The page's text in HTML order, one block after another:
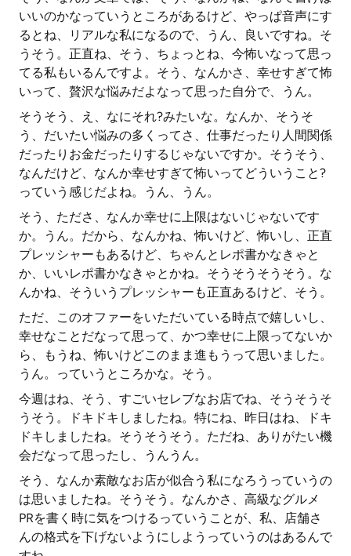
いいのかなっていうところがあるけど、やっぱ音声にす
るとね、リアルな私になるので、うん、良いですね。そ
うそう。正直ね、そう、ちょっとね、今怖いなって思っ
てる私もいるんですよ。そう、なんかさ、幸せすぎて怖
いって、贅沢な悩みだよなって思った自分で、うん。
そうそう、え、なにそれ?みたいな。なんか、そうそ
う、だいたい悩みの多くってさ、仕事だったり人間関係
だったりお金だったりするじゃないですか。そうそう、
なんだけど、なんか幸せすぎて怖いってどういうこと?
っていう感じだよね。うん、うん。
そう、たださ、なんか幸せに上限はないじゃないです
か。うん。だから、なんかね、怖いけど、怖いし、正直
プレッシャーもあるけど、ちゃんとレポ書かなきゃと
か、いいレポ書かなきゃとかね。そうそうそうそう。な
んかね、そういうプレッシャーも正直あるけど、そう。
ただ、このオファーをいただいている時点で嬉しいし、
幸せなことだなって思って、かつ幸せに上限ってないか
ら、もうね、怖いけどこのまま進もうって思いました。
うん。っていうところかな。そう。
今週はね、そう、すごいセレブなお店でね、そうそうそ
うそう。ドキドキしましたね。特にね、昨日はね、ドキ
ドキしましたね。そうそうそう。ただね、ありがたい機
会だなって思ったし、うんうん。
そう、なんか素敵なお店が似合う私になろうっていうの
は思いましたね。そうそう。なんかさ、高級なグルメ
PRを書く時に気をつけるっていうことが、私、店舗さ
んの格式を下げないようにしようっていうのはあるんで